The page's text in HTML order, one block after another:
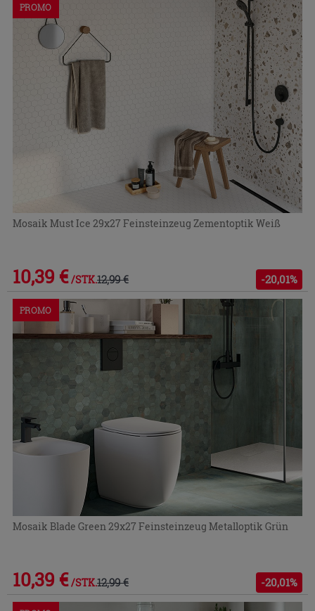
PROMO
Mosaik Must Ice 29x27 Feinsteinzeug Zementoptik Weiß
10,39 € /STK.12,99 € -20,01%
PROMO
Mosaik Blade Green 29x27 Feinsteinzeug Metalloptik Grün
10,39 € /STK.12,99 € -20,01%